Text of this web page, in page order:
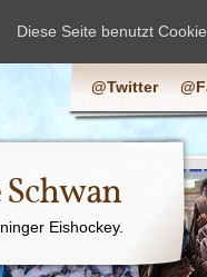
@Twitter
Eishockey.
Diese Seite benutzt